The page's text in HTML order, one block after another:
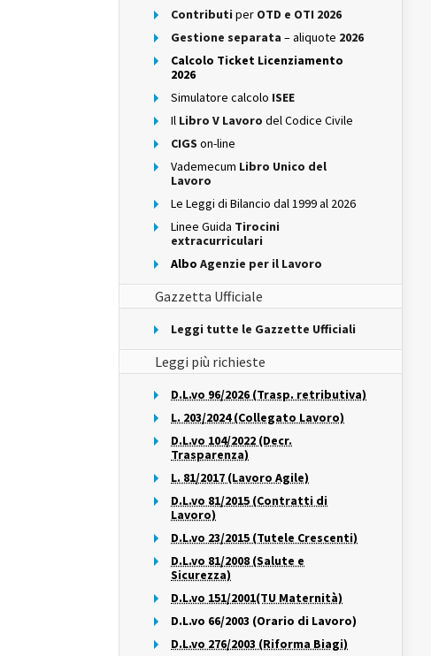
Contributi per OTD e OTI 2026
Gestione separata – aliquote 2026
Calcolo Ticket Licenziamento
2026
Simulatore calcolo ISEE
Il Libro V Lavoro del Codice Civile
CIGS on-line
Vademecum Libro Unico del
Lavoro
Le Leggi di Bilancio dal 1999 al 2026
Linee Guida Tirocini
extracurriculari
Albo Agenzie per il Lavoro
Gazzetta Ufficiale
Leggi tutte le Gazzette Ufficiali
Leggi più richieste
D.L.vo 96/2026 (Trasp. retributiva)
L. 203/2024 (Collegato Lavoro)
D.L.vo 104/2022 (Decr.
Trasparenza)
L. 81/2017 (Lavoro Agile)
D.L.vo 81/2015 (Contratti di
Lavoro)
D.L.vo 23/2015 (Tutele Crescenti)
D.L.vo 81/2008 (Salute e
Sicurezza)
D.L.vo 151/2001(TU Maternità)
D.L.vo 66/2003 (Orario di Lavoro)
D.L.vo 276/2003 (Riforma Biagi)